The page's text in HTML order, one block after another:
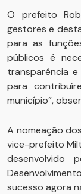
O prefeito
gestores e
para as
públicos é
transparência
para
município”,
A nomeação
vice-prefeito
desenvolvido
sucesso agora